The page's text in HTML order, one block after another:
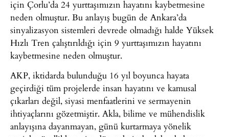
için Çorlu’da 24 yurttaşımızın hayatını kaybetmesine
neden olmuştur. Bu anlayış bugün de Ankara’da
sinyalizasyon sistemleri devrede olmadığı halde Yüksek
Hızlı Tren çalıştırıldığı için 9 yurttaşımızın hayatını
kaybetmesine neden olmuştur.
AKP, iktidarda bulunduğu 16 yıl boyunca hayata
geçirdiği tüm projelerde insan hayatını ve kamusal
çıkarları değil, siyasi menfaatlerini ve sermayenin
ihtiyaçlarını gözetmiştir. Akla, bilime ve mühendislik
anlayışına dayanmayan, günü kurtarmaya yönelik